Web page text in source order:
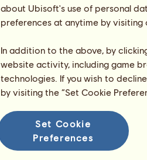
about Ubisoft's use of personal
preferences at anytime by
In addition to the above, by
website activity, including game
technologies. If you wish to
by visiting the “Set Cookie
Set Cookie
Preferences